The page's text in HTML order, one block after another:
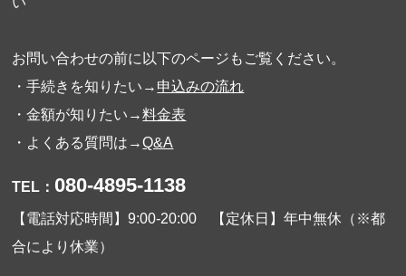
お問い合わせの前に以下のページもご覧ください。
・手続きを知りたい→ 申込みの流れ
・金額が知りたい→料金表
・よくある質問は→Q&A
TEL： 080-4895-1138
【電話対応時間】9:00-20:00 【定休日】年中無休（※都
合により休業）